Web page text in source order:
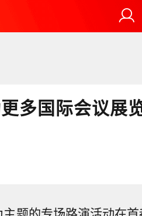
多国际会议展